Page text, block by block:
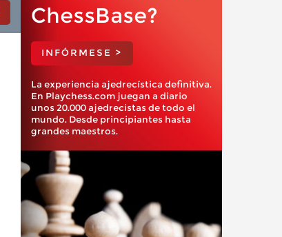
ChessBase?
INFÓRMESE >
La experiencia ajedrecística definitiva.
En Playchess.com juegan a diario
unos 20.000 ajedrecistas de todo el
mundo. Desde principiantes hasta
grandes maestros.